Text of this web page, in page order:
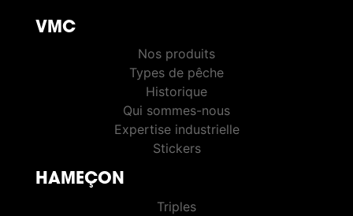
VMC
Nos produits
Types de pêche
Historique
Qui sommes-nous
Expertise industrielle
Stickers
HAMEÇON
Triples